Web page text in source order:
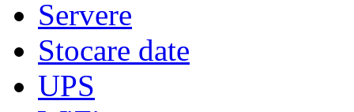
Servere
Stocare date
UPS